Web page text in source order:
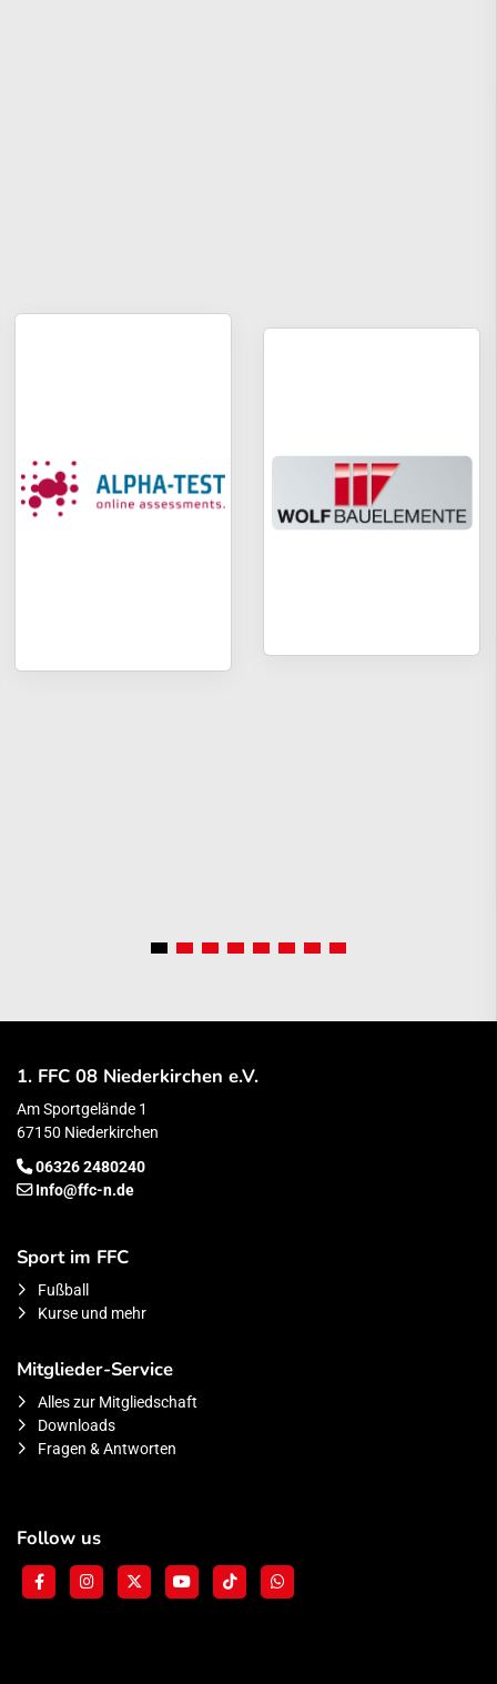
1. FFC 08 Niederkirchen e.V.
Am Sportgelände 1
67150 Niederkirchen
06326 2480240
Info@ffc-n.de
Sport im FFC
Fußball
Kurse und mehr
Mitglieder-Service
Alles zur Mitgliedschaft
Downloads
Fragen & Antworten
Follow us